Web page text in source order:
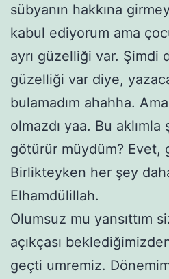
sübyanın hakkına
kabul ediyorum ama
ayrı güzelliği var. Şimdi
güzelliği var diye,
bulamadım ahahha.
olmazdı yaa. Bu aklımla
götürür müydüm? Evet,
Birlikteyken her şey
Elhamdülillah.
Olumsuz mu yansıttım
açıkçası
geçti umremiz.